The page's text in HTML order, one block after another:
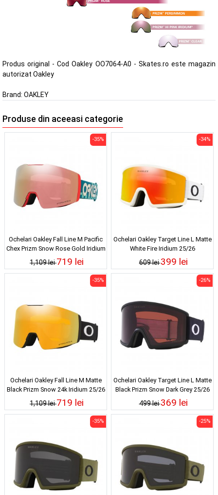
Produs original - Cod Oakley OO7064-A0 - Skates.ro este magazin
autorizat Oakley
Brand: OAKLEY
Produse din aceeasi categorie
Ochelari Oakley Fall Line M Pacific
Chex Prizm Snow Rose Gold Iridium
25/26
1,109 lei
-35%
719 lei
Ochelari Oakley Target Line L Matte
White Fire Iridium 25/26
609 lei
-34%
399 lei
Ochelari Oakley Fall Line M Matte
Black Prizm Snow 24k Iridium 25/26
1,109 lei
-35%
719 lei
Ochelari Oakley Target Line L Matte
Black Prizm Snow Dark Grey 25/26
499 lei
-26%
369 lei
-35% -25%